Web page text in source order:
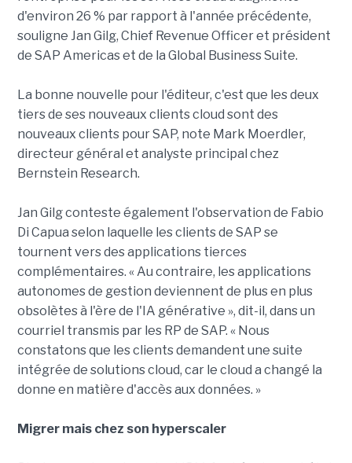
d'environ 26 % par rapport à l'année précédente,
souligne Jan Gilg, Chief Revenue Officer et président
de SAP Americas et de la Global Business Suite.
La bonne nouvelle pour l'éditeur, c'est que les deux
tiers de ses nouveaux clients cloud sont des
nouveaux clients pour SAP, note Mark Moerdler,
directeur général et analyste principal chez
Bernstein Research.
Jan Gilg conteste également l'observation de Fabio
Di Capua selon laquelle les clients de SAP se
tournent vers des applications tierces
complémentaires. « Au contraire, les applications
autonomes de gestion deviennent de plus en plus
obsolètes à l'ère de l'IA générative », dit-il, dans un
courriel transmis par les RP de SAP. « Nous
constatons que les clients demandent une suite
intégrée de solutions cloud, car le cloud a changé la
donne en matière d'accès aux données. »
Migrer mais chez son hyperscaler